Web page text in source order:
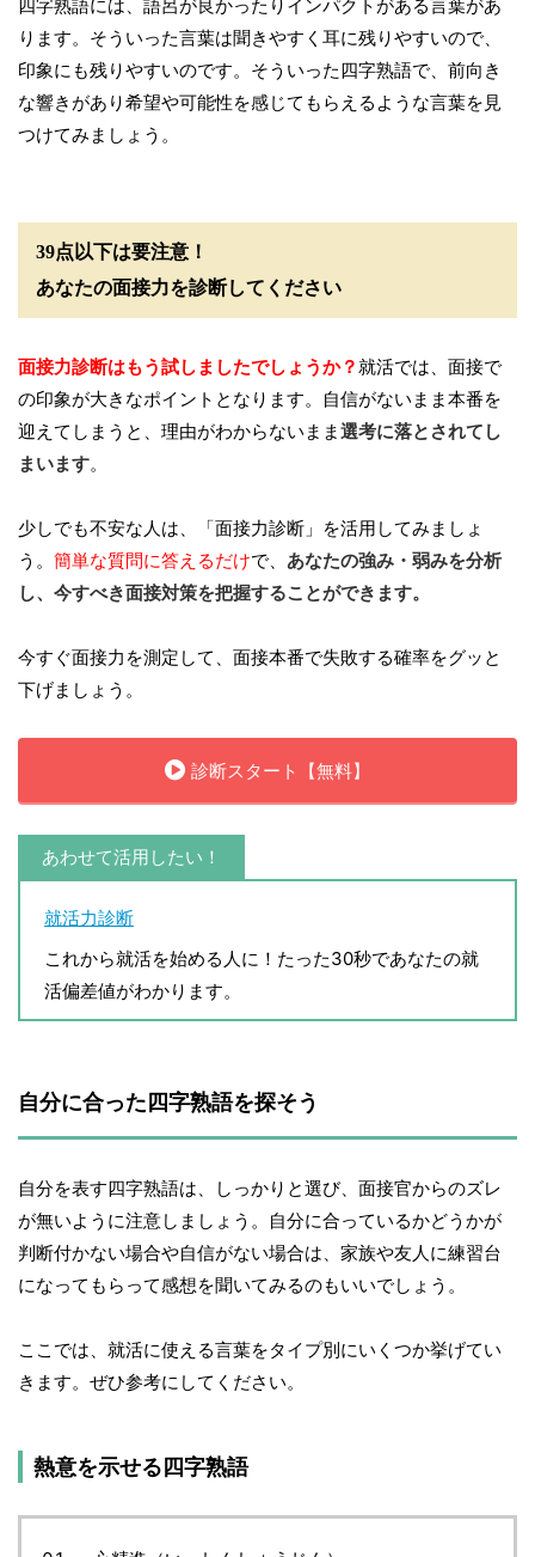
四字熟語には、語呂が良かったりインパクトがある言葉があ
ります。そういった言葉は聞きやすく耳に残りやすいので、
印象にも残りやすいのです。そういった四字熟語で、前向き
な響きがあり希望や可能性を感じてもらえるような言葉を見
つけてみましょう。
39点以下は要注意！
あなたの面接力を診断してください
面接力診断はもう試しましたでしょうか？就活では、面接で
の印象が大きなポイントとなります。自信がないまま本番を
迎えてしまうと、理由がわからないまま選考に落とされてし
まいます。
少しでも不安な人は、「面接力診断」を活用してみましょ
う。 簡単な質問に答えるだけで、 あなたの強み・弱みを分析
し、今すべき面接対策を把握することができます。
今すぐ面接力を測定して、面接本番で失敗する確率をグッと
下げましょう。
診断スタート【無料】
あわせて活用したい！
就活力診断
これから就活を始める人に！たった30秒であなたの就
活偏差値がわかります。
自分に合った四字熟語を探そう
自分を表す四字熟語は、しっかりと選び、面接官からのズレ
が無いように注意しましょう。自分に合っているかどうかが
判断付かない場合や自信がない場合は、家族や友人に練習台
になってもらって感想を聞いてみるのもいいでしょう。
ここでは、就活に使える言葉をタイプ別にいくつか挙げてい
きます。ぜひ参考にしてください。
熱意を示せる四字熟語